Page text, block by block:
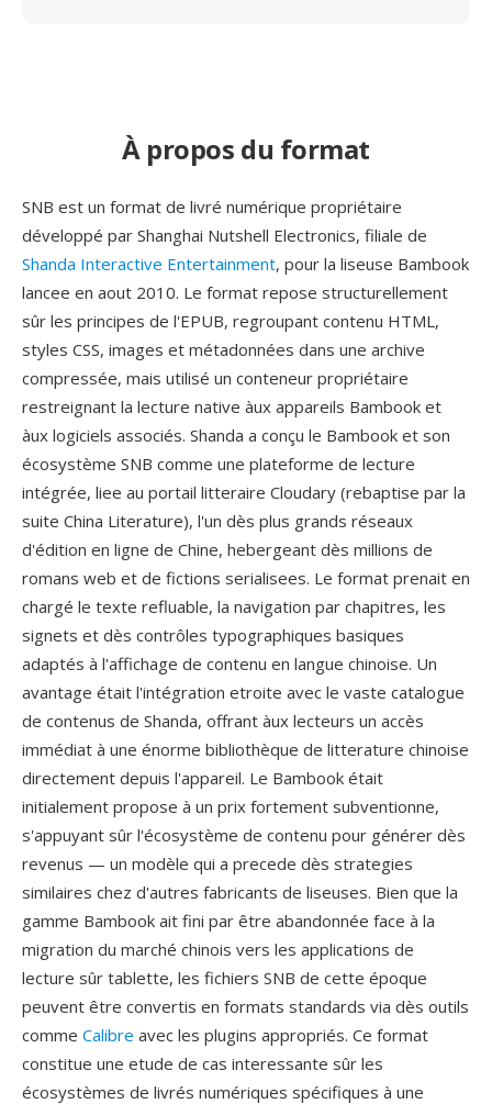
À propos du format
SNB est un format de livré numérique propriétaire
développé par Shanghai Nutshell Electronics, filiale de
Shanda Interactive Entertainment, pour la liseuse Bambook
lancee en aout 2010. Le format repose structurellement
sûr les principes de l'EPUB, regroupant contenu HTML,
styles CSS, images et métadonnées dans une archive
compressée, mais utilisé un conteneur propriétaire
restreignant la lecture native àux appareils Bambook et
àux logiciels associés. Shanda a conçu le Bambook et son
écosystème SNB comme une plateforme de lecture
intégrée, liee au portail litteraire Cloudary (rebaptise par la
suite China Literature), l'un dès plus grands réseaux
d'édition en ligne de Chine, hebergeant dès millions de
romans web et de fictions serialisees. Le format prenait en
chargé le texte refluable, la navigation par chapitres, les
signets et dès contrôles typographiques basiques
adaptés à l'affichage de contenu en langue chinoise. Un
avantage était l'intégration etroite avec le vaste catalogue
de contenus de Shanda, offrant àux lecteurs un accès
immédiat à une énorme bibliothèque de litterature chinoise
directement depuis l'appareil. Le Bambook était
initialement propose à un prix fortement subventionne,
s'appuyant sûr l'écosystème de contenu pour générer dès
revenus — un modèle qui a precede dès strategies
similaires chez d'autres fabricants de liseuses. Bien que la
gamme Bambook ait fini par être abandonnée face à la
migration du marché chinois vers les applications de
lecture sûr tablette, les fichiers SNB de cette époque
peuvent être convertis en formats standards via dès outils
comme Calibre avec les plugins appropriés. Ce format
constitue une etude de cas interessante sûr les
écosystèmes de livrés numériques spécifiques à une